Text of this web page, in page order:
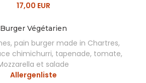
17,00 EUR
Burger Végétarien
pain burger made in Chartres,
chimichurri, tapenade, tomate,
et salade
Allergenliste